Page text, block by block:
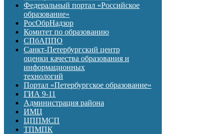
Федеральный портал «Российское
образование»
РосОбрНадзор
Комитет по образованию
СПбАППО
Санкт-Петербургский центр
оценки качества образования и
информационных
технологий
Портал «Петербургское образование»
ГИА 9-11
Администрация района
ИМЦ
ЦППМСП
ТПМПК